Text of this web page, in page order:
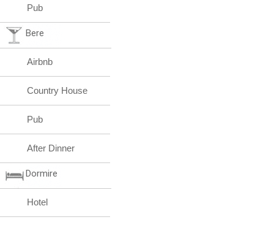
Pub
Bere
Airbnb
Country House
Pub
After Dinner
Dormire
Hotel